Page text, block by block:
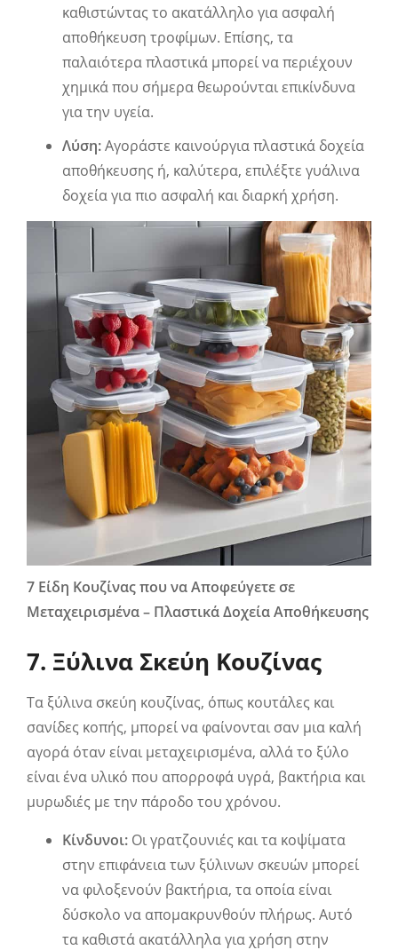
καθιστώντας το ακατάλληλο για ασφαλή
αποθήκευση τροφίμων. Επίσης, τα
παλαιότερα πλαστικά μπορεί να περιέχουν
χημικά που σήμερα θεωρούνται επικίνδυνα
για την υγεία.
Λύση:Αγοράστε καινούργια πλαστικά δοχεία
αποθήκευσης ή, καλύτερα, επιλέξτε γυάλινα
δοχεία για πιο ασφαλή και διαρκή χρήση.
7 Είδη Κουζίνας που να Αποφεύγετε σε
Μεταχειρισμένα – Πλαστικά Δοχεία Αποθήκευσης
7. Ξύλινα Σκεύη Κουζίνας
Τα ξύλινα σκεύη κουζίνας, όπως κουτάλες και
σανίδες κοπής, μπορεί να φαίνονται σαν μια καλή
αγορά όταν είναι μεταχειρισμένα, αλλά το ξύλο
είναι ένα υλικό που απορροφά υγρά, βακτήρια και
μυρωδιές με την πάροδο του χρόνου.
Κίνδυνοι: Οι γρατζουνιές και τα κοψίματα
στην επιφάνεια των ξύλινων σκευών μπορεί
να φιλοξενούν βακτήρια, τα οποία είναι
δύσκολο να απομακρυνθούν πλήρως. Αυτό
τα καθιστά ακατάλληλα για χρήση στην